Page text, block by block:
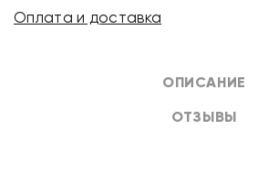
ОПИСАНИЕ
ОТЗЫВЫ
Оплата и доставка